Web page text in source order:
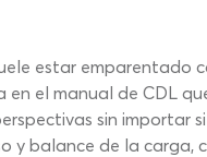
estar
el manual de CDL
sin
y balance de la